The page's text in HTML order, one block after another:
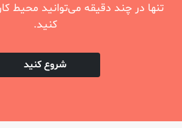
تنها در چند دقیقه می‌توانید محیط
کنید.
شروع کنید